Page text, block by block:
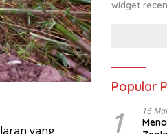
yang
widget
Popular
1 16